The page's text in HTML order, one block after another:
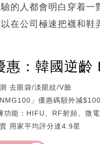
的人都會明白穿着
以在公司極速把襪和
惠：韓國逆
去眼袋/淡眼紋/V臉
」優惠碼額外減$100
功能：HIFU、RF射頻、微
用家平均評分達4.9星